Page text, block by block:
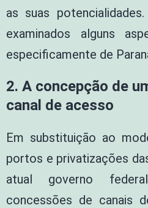
as suas
examinados alguns
especificamente de
2. A concepção de
canal de acesso
Em substituição ao
portos e privatizações
atual governo
concessões de canais